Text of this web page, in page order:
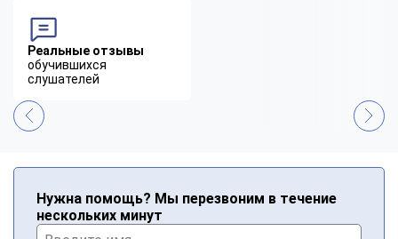
Реальные отзывы
обучившихся
слушателей
Нужна помощь? Мы перезвоним в течение
нескольких минут